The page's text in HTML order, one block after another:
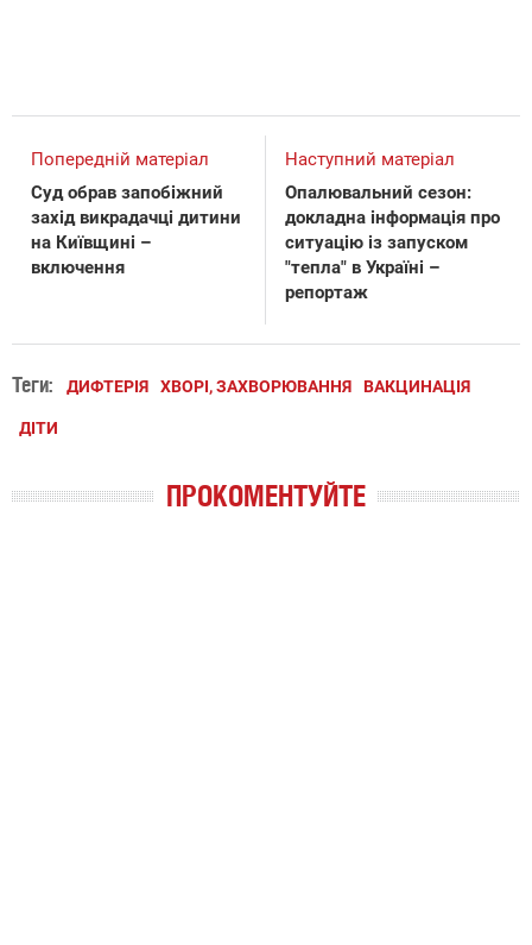
Попередній матеріал
Суд обрав запобіжний
захід викрадачці дитини
на Київщині –
включення
Наступний матеріал
Опалювальний сезон:
докладна інформація про
ситуацію із запуском
"тепла" в Україні –
репортаж
Теги: ДИФТЕРІЯ ХВОРІ, ЗАХВОРЮВАННЯ ВАКЦИНАЦІЯ
ДІТИ
ПРОКОМЕНТУЙТЕ